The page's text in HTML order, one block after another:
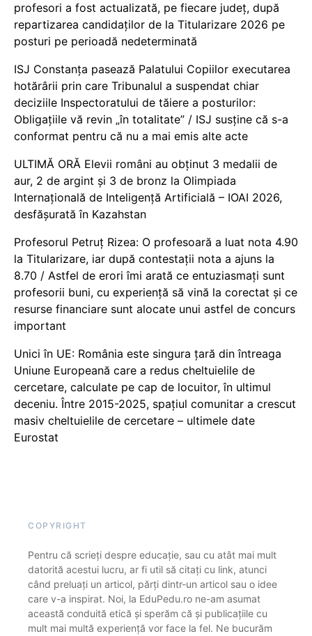
profesori a fost actualizată, pe fiecare județ, după
repartizarea candidaților de la Titularizare 2026 pe
posturi pe perioadă nedeterminată
ISJ Constanța pasează Palatului Copiilor executarea
hotărârii prin care Tribunalul a suspendat chiar
deciziile Inspectoratului de tăiere a posturilor:
Obligațiile vă revin „în totalitate” / ISJ susține că s-a
conformat pentru că nu a mai emis alte acte
ULTIMĂ ORĂ Elevii români au obținut 3 medalii de
aur, 2 de argint și 3 de bronz la Olimpiada
Internațională de Inteligență Artificială – IOAI 2026,
desfășurată în Kazahstan
Profesorul Petruț Rizea: O profesoară a luat nota 4.90
la Titularizare, iar după contestații nota a ajuns la
8.70 / Astfel de erori îmi arată ce entuziasmați sunt
profesorii buni, cu experiență să vină la corectat și ce
resurse financiare sunt alocate unui astfel de concurs
important
Unici în UE: România este singura țară din întreaga
Uniune Europeană care a redus cheltuielile de
cercetare, calculate pe cap de locuitor, în ultimul
deceniu. Între 2015-2025, spațiul comunitar a crescut
masiv cheltuielile de cercetare – ultimele date
Eurostat
COPYRIGHT
Pentru că scrieți despre educație, sau cu atât mai mult
datorită acestui lucru, ar fi util să citați cu link, atunci
când preluați un articol, părți dintr-un articol sau o idee
care v-a inspirat. Noi, la EduPedu.ro ne-am asumat
această conduită etică și sperăm că și publicațiile cu
mult mai multă experiență vor face la fel. Ne bucurăm